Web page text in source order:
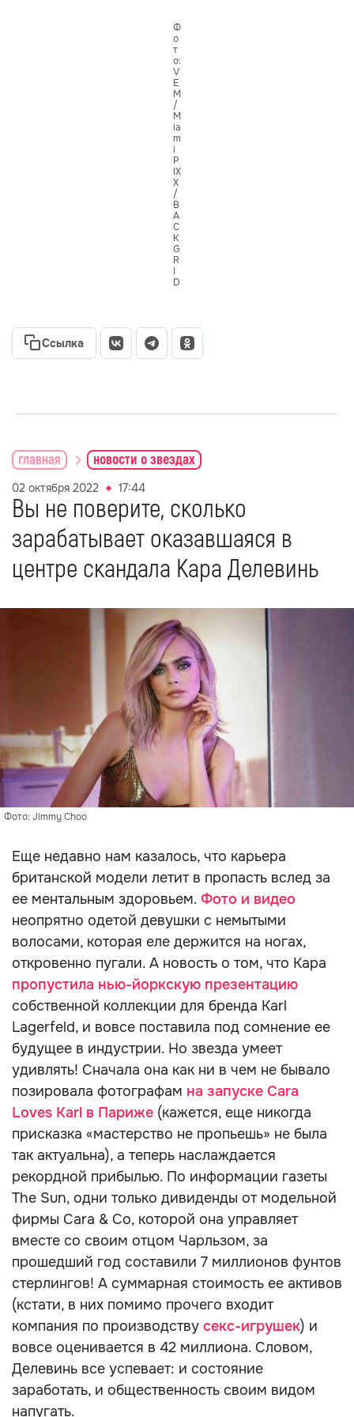
Ф
о
т
о:
V
E
M
/
M
ia
m
i
P
IX
X
/
B
A
C
K
G
R
I
D
Ссылка
главная новости о звездах
02 октября 2022 17:44
Вы не поверите, сколько
зарабатывает оказавшаяся в
центре скандала Кара Делевинь
Фото: Jimmy Choo
Еще недавно нам казалось, что карьера
британской модели летит в пропасть вслед за
ее ментальным здоровьем. Фото и видео
неопрятно одетой девушки с немытыми
волосами, которая еле держится на ногах,
откровенно пугали. А новость о том, что Кара
пропустила нью-йоркскую презентацию
собственной коллекции для бренда Karl
Lagerfeld, и вовсе поставила под сомнение ее
будущее в индустрии. Но звезда умеет
удивлять! Сначала она как ни в чем не бывало
позировала фотографам на запуске Cara
Loves Karl в Париже (кажется, еще никогда
присказка «мастерство не пропьешь» не была
так актуальна), а теперь наслаждается
рекордной прибылью. По информации газеты
The Sun, одни только дивиденды от модельной
фирмы Cara & Co, которой она управляет
вместе со своим отцом Чарльзом, за
прошедший год составили 7 миллионов фунтов
стерлингов! А суммарная стоимость ее активов
(кстати, в них помимо прочего входит
компания по производству секс-игрушек) и
вовсе оценивается в 42 миллиона. Словом,
Делевинь все успевает: и состояние
заработать, и общественность своим видом
напугать.